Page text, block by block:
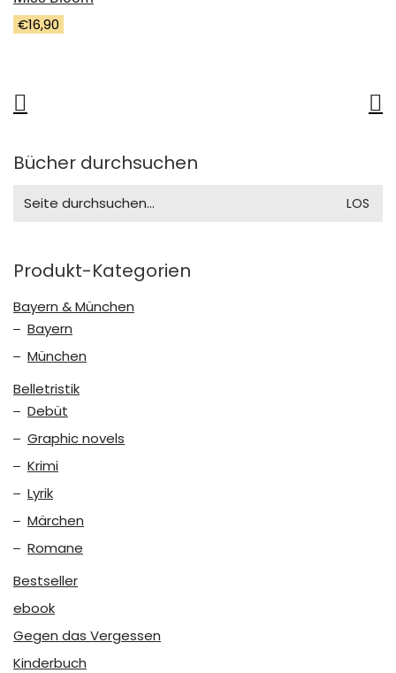
€16,90
Bücher durchsuchen
for:
Produkt-Kategorien
Bayern & München
Bayern
München
Belletristik
Debüt
Graphic novels
Krimi
Lyrik
Märchen
Romane
Bestseller
ebook
Gegen das Vergessen
Kinderbuch